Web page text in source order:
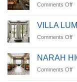
Comments Offon
VILLA
Comments Offon
NARAH
Comments Offon